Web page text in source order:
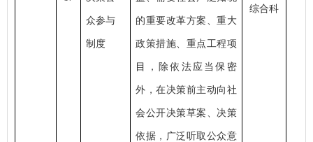
众参与
制度
的重要改革方案、重大
政策措施、重点工程项
目，除依法应当保密
外，在决策前主动向社
会公开决策草案、决策
依据，广泛听取公众意
综合科